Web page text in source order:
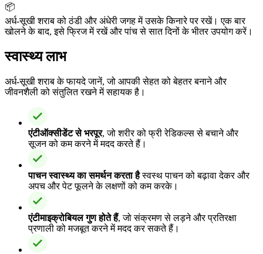
📦
अर्ध-सूखी शराब को ठंडी और अंधेरी जगह में उसके किनारे पर रखें। एक बार
खोलने के बाद, इसे फ्रिज में रखें और पांच से सात दिनों के भीतर उपयोग करें।
स्वास्थ्य लाभ
अर्ध-सूखी शराब के फायदे जानें, जो आपकी सेहत को बेहतर बनाने और
जीवनशैली को संतुलित रखने में सहायक है।
एंटीऑक्सीडेंट से भरपूर, जो शरीर को फ्री रेडिकल्स से बचाने और
सूजन को कम करने में मदद करते हैं।
पाचन स्वास्थ्य का समर्थन करता हैस्वस्थ पाचन को बढ़ावा देकर और
अपच और पेट फूलने के लक्षणों को कम करके।
एंटीमाइक्रोबियल गुण होते हैं, जो संक्रमण से लड़ने और प्रतिरक्षा
प्रणाली को मजबूत करने में मदद कर सकते हैं।